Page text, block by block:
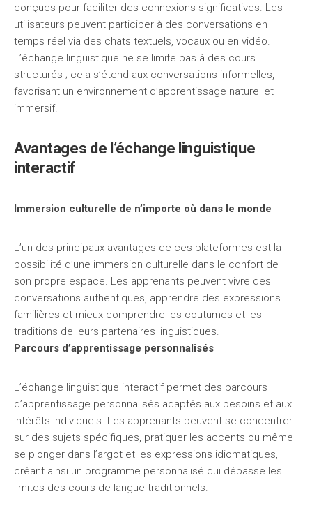
conçues pour faciliter des connexions significatives. Les
utilisateurs peuvent participer à des conversations en
temps réel via des chats textuels, vocaux ou en vidéo.
L’échange linguistique ne se limite pas à des cours
structurés ; cela s’étend aux conversations informelles,
favorisant un environnement d’apprentissage naturel et
immersif.
Avantages de l’échange linguistique
interactif
Immersion culturelle de n’importe où dans le monde
L’un des principaux avantages de ces plateformes est la
possibilité d’une immersion culturelle dans le confort de
son propre espace. Les apprenants peuvent vivre des
conversations authentiques, apprendre des expressions
familières et mieux comprendre les coutumes et les
traditions de leurs partenaires linguistiques.
Parcours d’apprentissage personnalisés
L’échange linguistique interactif permet des parcours
d’apprentissage personnalisés adaptés aux besoins et aux
intérêts individuels. Les apprenants peuvent se concentrer
sur des sujets spécifiques, pratiquer les accents ou même
se plonger dans l’argot et les expressions idiomatiques,
créant ainsi un programme personnalisé qui dépasse les
limites des cours de langue traditionnels.